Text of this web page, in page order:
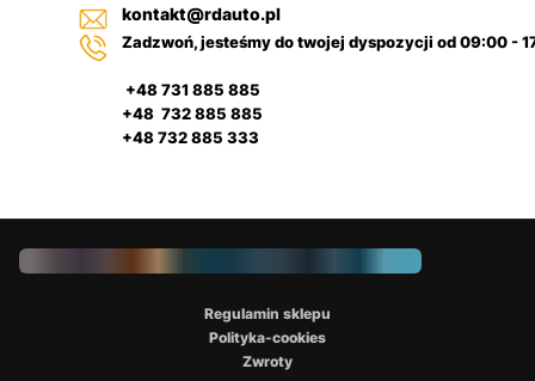
kontakt@rdauto.pl
Zadzwoń, jesteśmy do twojej dyspozycji od 09:00 -
+48 731 885 885
+48 732 885 885
+48 732 885 333
Regulamin sklepu
Polityka-cookies
Zwroty